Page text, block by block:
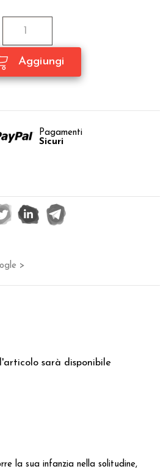
Pagamenti
Sicuri
>
sarà disponibile
la sua infanzia nella solitudine,